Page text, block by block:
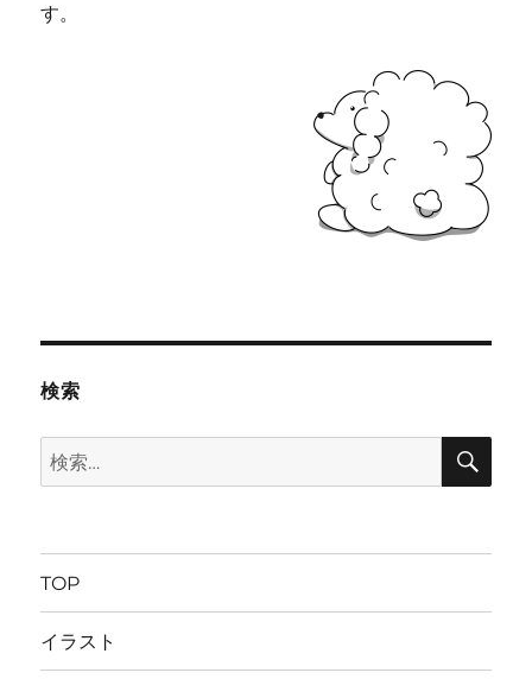
す。
検索
検
索:
検
TOP
イラスト